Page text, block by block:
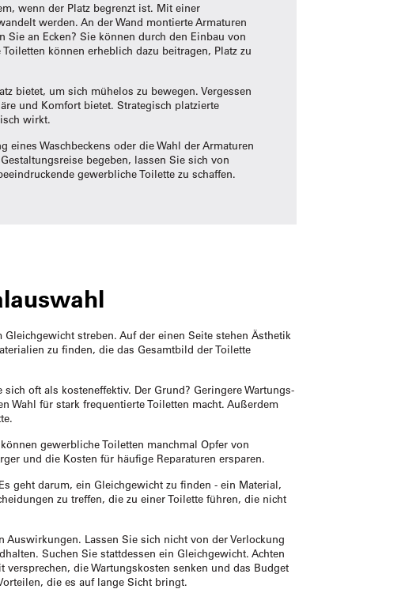
wenn der Platz begrenzt ist. Mit einer
werden. An der Wand montierte Armaturen
an Ecken? Sie können durch den Einbau von
können erheblich dazu beitragen, Platz zu
bietet, um sich mühelos zu bewegen. Vergessen
und Komfort bietet. Strategisch platzierte
wirkt.
Waschbeckens oder die Wahl der Armaturen
begeben, lassen Sie sich von
gewerbliche Toilette zu schaffen.
streben. Auf der einen Seite stehen Ästhetik
zu finden, die das Gesamtbild der Toilette
oft als kosteneffektiv. Der Grund? Geringere Wartungs-
Wahl für stark frequentierte Toiletten macht. Außerdem
gewerbliche Toiletten manchmal Opfer von
und die Kosten für häufige Reparaturen ersparen.
geht darum, ein Gleichgewicht zu finden - ein Material,
zu treffen, die zu einer Toilette führen, die nicht
Lassen Sie sich nicht von der Verlockung
Suchen Sie stattdessen ein Gleichgewicht. Achten
die Wartungskosten senken und das Budget
die es auf lange Sicht bringt.